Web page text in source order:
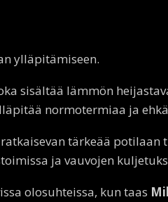
ylläpitämiseen.
sisältää lämmön
normotermiaa ja
tärkeää potilaan
ja vauvojen
olosuhteissa, kun taas